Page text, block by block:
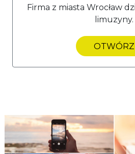
Firma z miasta Wrocław
limuzyny.
OTWÓRZ